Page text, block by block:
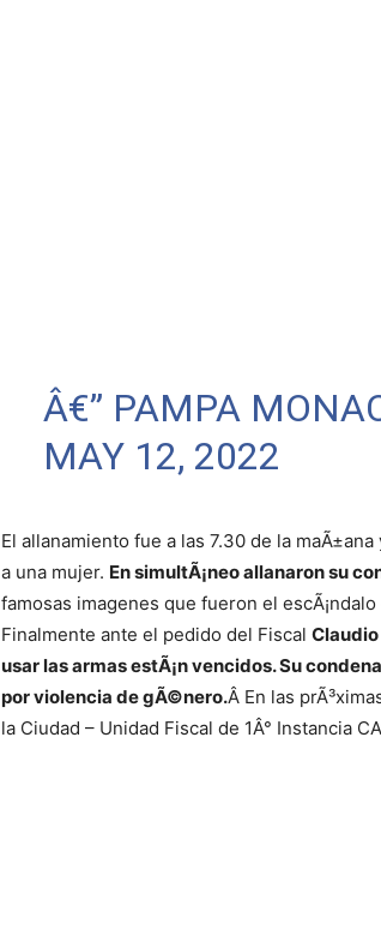
Â€” PAMPA
MAY 12, 2022
El allanamiento fue a las 7.30 de la
a una mujer. En simultÃ¡neo allanaron su
famosas imagenes que fueron el
Finalmente ante el pedido del Fiscal
usar las armas estÃ¡n vencidos. Su
por violencia de gÃ©nero.Â En las
la Ciudad – Unidad Fiscal de 1Â° Instancia